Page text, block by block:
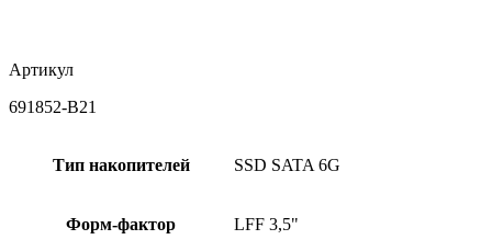
Артикул
691852-B21
Тип накопителей SSD SATA 6G
Форм-фактор LFF 3,5"